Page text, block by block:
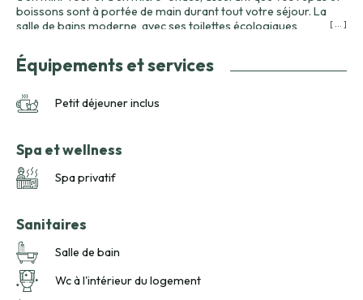
boissons sont à portée de main durant tout votre séjour. La
salle de bains moderne, avec ses toilettes écologiques,
durable sans compromettre votre confort. Les vastes baies
vitrées sont sans conteste le point fort du Dôme Orion. Elles
étoiles devient une expérience magique depuis le confort de
votre lit. Par ailleurs, le grand lit équipé de linge de haute qualité
explorer les environs ou à profiter des activités proposées sur
le domaine. Cerise sur le gâteau, le spa privatif installé sur la
terrasse de votre dôme est une invitation au bien-être. Que ce
soit par une fraîche matinée ou sous le ciel étoilé du Livradois-
soucis derrière vous. Grâce à ce cadre idyllique, le Dôme Orion
& Spa vous promet un séjour déconnecté et réparateur qui
réchauffera vos souvenirs pour longtemps.
[ ... ]
Équipements et services
Petit déjeuner inclus
Spa et wellness
Spa privatif
Sanitaires
Salle de bain
Wc à l'intérieur du logement